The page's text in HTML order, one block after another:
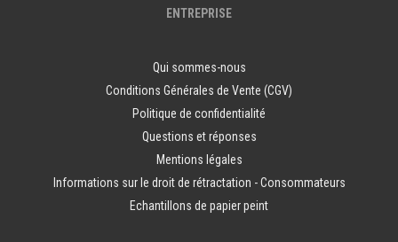
ENTREPRISE
Qui sommes-nous
Conditions Générales de Vente (CGV)
Politique de confidentialité
Questions et réponses
Mentions légales
Informations sur le droit de rétractation - Consommateurs
Echantillons de papier peint